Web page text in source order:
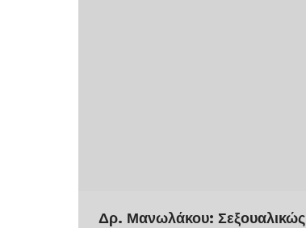
Δρ. Μανωλάκου: Σεξουαλικώς